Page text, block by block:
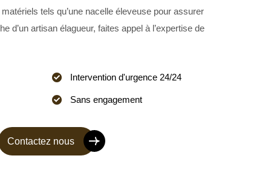
tels qu’une nacelle éleveuse pour assurer
d’un artisan élagueur, faites appel à l’expertise de
Intervention d'urgence 24/24
Sans engagement
Contactez nous